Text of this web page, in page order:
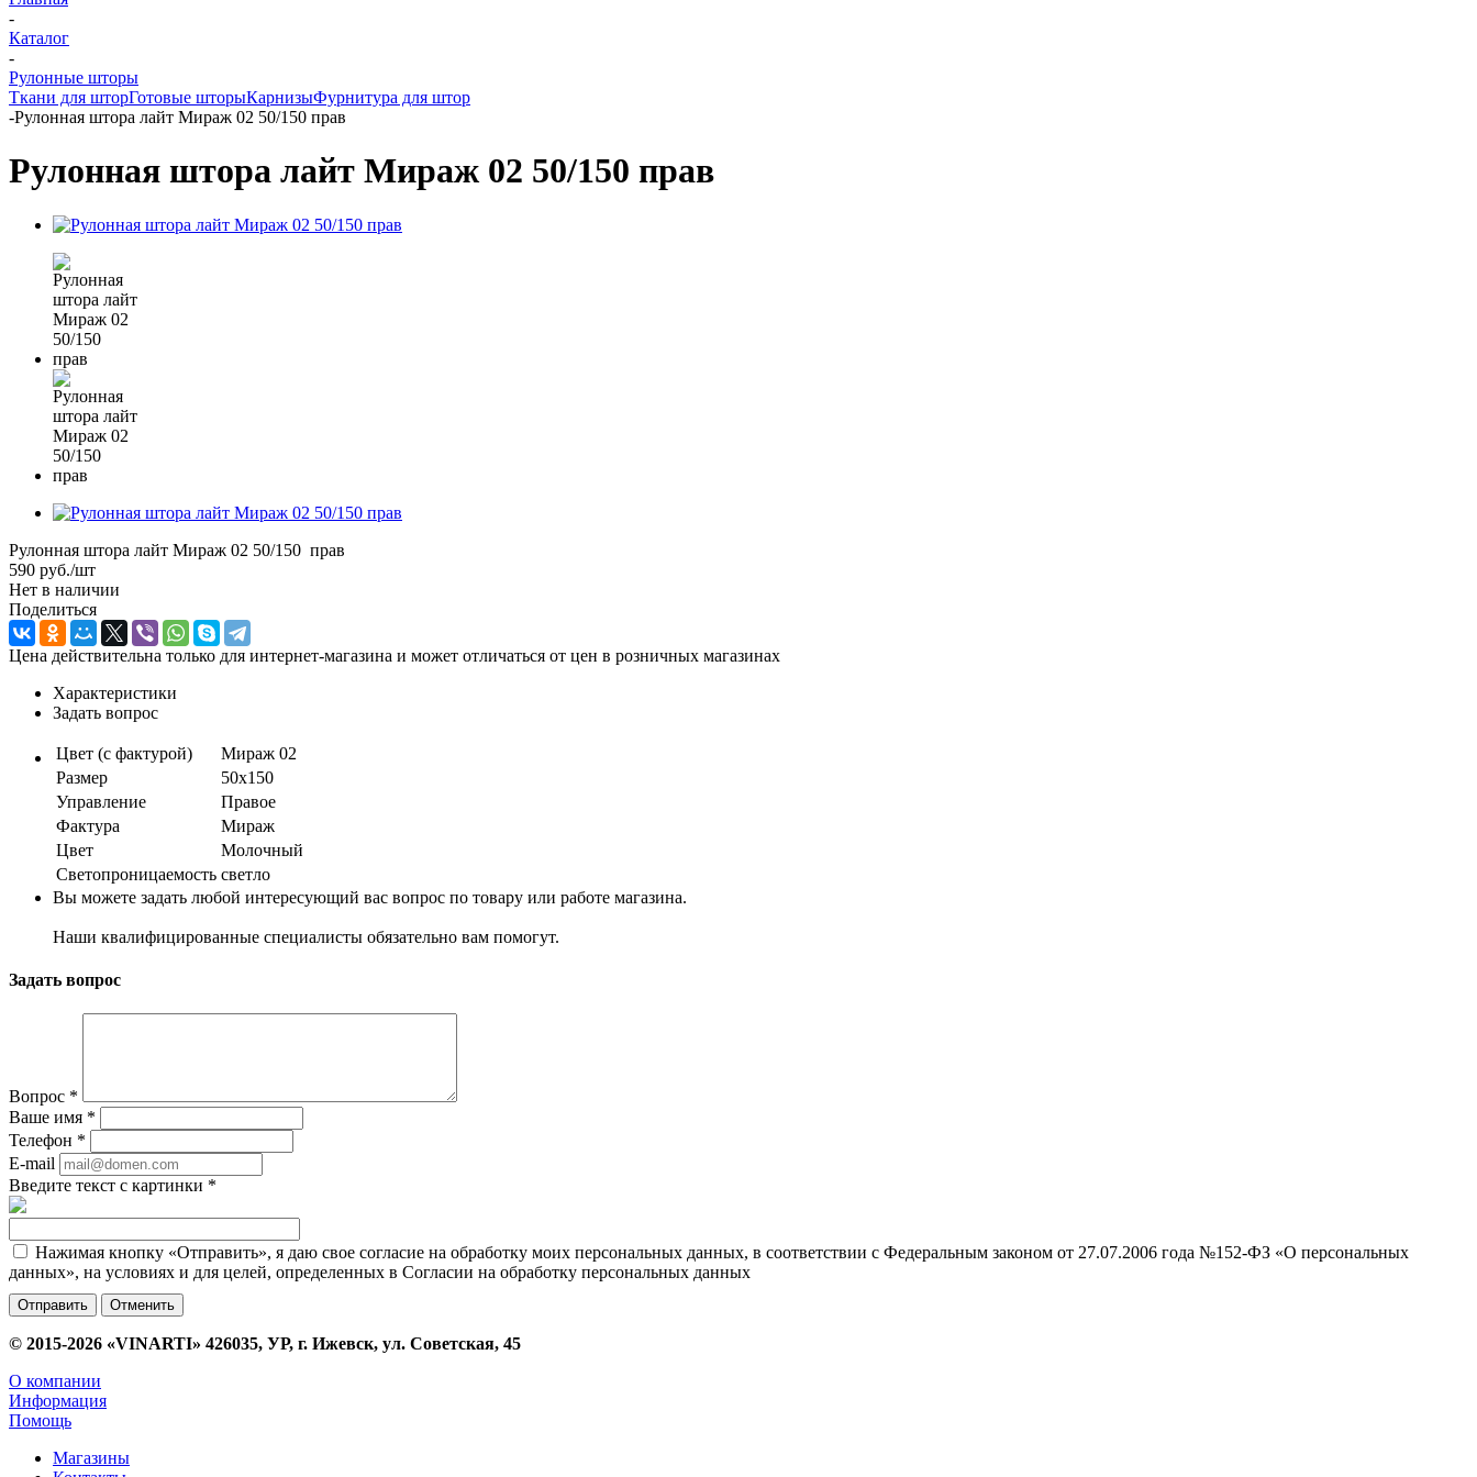
-
Каталог
-
Рулонные шторы
Ткани для шторГотовые шторыКарнизыФурнитура для штор
-Рулонная штора лайт Мираж 02 50/150 прав
Рулонная штора лайт Мираж 02 50/150 прав
Рулонная штора лайт Мираж 02 50/150 прав
590 руб./шт
Нет в наличии
Поделиться
Цена действительна только для интернет-магазина и может отличаться от цен в розничных магазинах
Характеристики
Задать вопрос
Цвет (с фактурой)
Мираж 02
Размер
50х150
Управление
Правое
Фактура
Мираж
Цвет
Молочный
Светопроницаемость светло
Вы можете задать любой интересующий вас вопрос по товару или работе магазина.
Наши квалифицированные специалисты обязательно вам помогут.
Задать вопрос
Вопрос *
Ваше имя *
Телефон *
E-mail
Введите текст с картинки *
Нажимая кнопку «Отправить», я даю свое согласие на обработку моих персональных данных, в соответствии с Федеральным законом от 27.07.2006 года №152-ФЗ «О персональных
данных», на условиях и для целей, определенных в Согласии на обработку персональных данных
Отменить
© 2015-2026 «VINARTI» 426035, УР, г. Ижевск, ул. Советская, 45
О компании
Информация
Помощь
Магазины